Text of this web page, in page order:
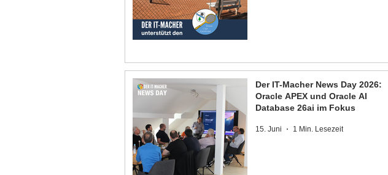
Der IT-Macher News Day 2026:
Oracle APEX und Oracle AI
Database 26ai im Fokus
15. Juni 1 Min. Lesezeit